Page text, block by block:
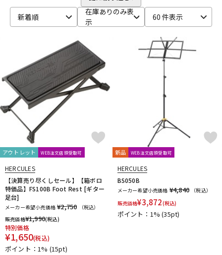
ウクレレ
ドラム
キーボード
その他楽器
アンプ
DTM
DTM オンライン納品
新着順
在庫ありのみ表
示
60 件表示
アウトレット WEB注文店頭受取可
HERCULES
【決算売り尽くしセール】【箱ボロ
特価品】FS100B Foot Rest [ギター
足台]
メーカー希望小売価格 ¥2,750
（税込）
販売価格¥1,990(税込)
特別価格
¥1,650(税込)
ポイント：1% (15pt)
新品 WEB注文店頭受取可
HERCULES
BS050B
メーカー希望小売価格 ¥4,840
（税込）
販売価格¥3,872(税込)
ポイント：1%(35pt)